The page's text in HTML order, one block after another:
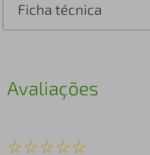
Ficha técnica
Avaliações
☆☆☆☆☆